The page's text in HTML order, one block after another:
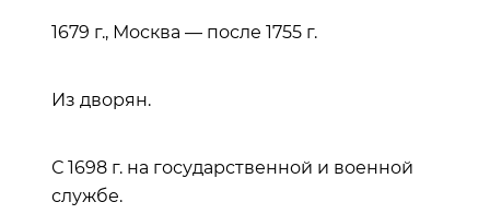
1679 г., Москва — после 1755 г.
Из дворян.
С 1698 г. на государственной и военной
службе.